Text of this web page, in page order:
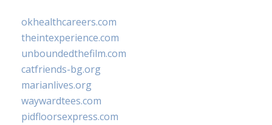
okhealthcareers.com
theintexperience.com
unboundedthefilm.com
catfriends-bg.org
marianlives.org
waywardtees.com
pidfloorsexpress.com